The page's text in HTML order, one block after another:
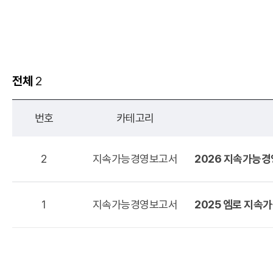
전체 2
번호 카테고리
2 지속가능경영보고서 2026 지속가능경
1 지속가능경영보고서 2025 엠로 지속